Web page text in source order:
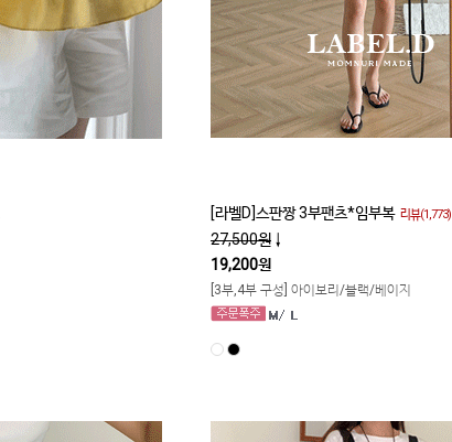
[라벨D]스판짱 3부팬츠*임부복 리뷰(1,773)
27,500원 ↓
19,200원
[3부,4부 구성] 아이보리/블랙/베이지